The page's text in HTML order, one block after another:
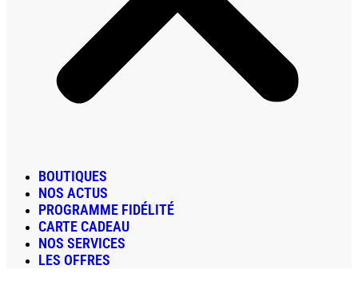
BOUTIQUES
NOS ACTUS
PROGRAMME FIDÉLITÉ
CARTE CADEAU
NOS SERVICES
LES OFFRES